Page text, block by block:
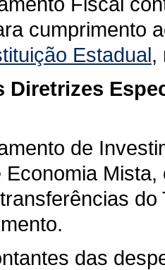
cumprimento
Estadual,
Diretrizes
de
Economia
das